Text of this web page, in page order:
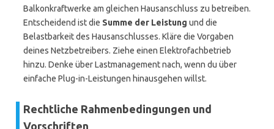
Balkonkraftwerke am gleichen Hausanschluss zu betreiben.
Entscheidend ist die Summe der Leistung und die
Belastbarkeit des Hausanschlusses. Kläre die Vorgaben
deines Netzbetreibers. Ziehe einen Elektrofachbetrieb
hinzu. Denke über Lastmanagement nach, wenn du über
einfache Plug-in-Leistungen hinausgehen willst.
Rechtliche Rahmenbedingungen und
Vorschriften